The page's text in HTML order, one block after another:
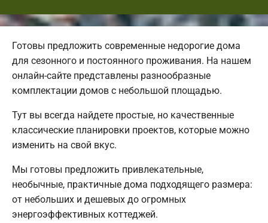
Готовы предложить современные недорогие дома
для сезонного и постоянного проживания. На нашем
онлайн-сайте представлены разнообразные
комплектации домов с небольшой площадью.
Тут вы всегда найдете простые, но качественные
классические планировки проектов, которые можно
изменить на свой вкус.
Мы готовы предложить привлекательные,
необычные, практичные дома подходящего размера:
от небольших и дешевых до огромных
энергоэффективных коттеджей.